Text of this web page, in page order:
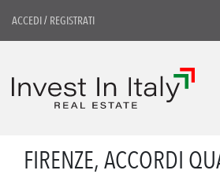
ACCEDI/ REGISTRATI
FIRENZE, ACCORDI